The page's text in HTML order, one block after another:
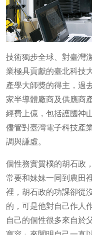
技術獨步全球、對臺灣
業極具貢獻的臺北科技
產學大師獎的得主，過
家半導體廠商及供應商
經費上億，包括護國神
儘管對臺灣電子科技產
調與謙虛。
個性務實質樸的胡石政
常要和妹妹一同到農田
裡，胡石政的功課卻從
的，可是他對自己作人
自己的個性很多來自於